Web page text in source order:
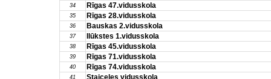
34 Rīgas 47.vidusskola
35 Rīgas 28.vidusskola
36 Bauskas 2.vidusskola
37 Ilūkstes 1.vidusskola
38 Rīgas 45.vidusskola
39 Rīgas 71.vidusskola
40 Rīgas 74.vidusskola
41 Staiceles vidusskola